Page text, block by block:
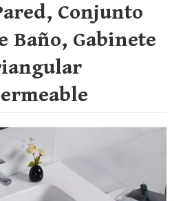
Conjunto
Baño, Gabinete